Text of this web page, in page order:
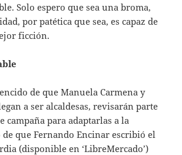
Solo espero que sea una broma,
por patética que sea, es capaz de
ficción.
de que Manuela Carmena y
a ser alcaldesas, revisarán parte
campaña para adaptarlas a la
que Fernando Encinar escribió el
(disponible en ‘LibreMercado’)